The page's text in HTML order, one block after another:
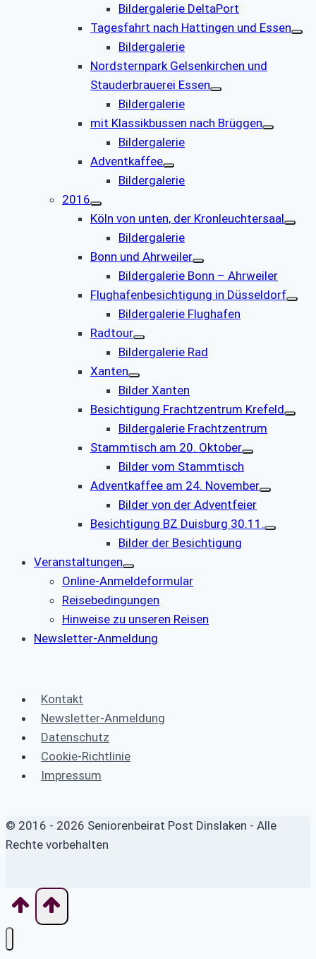
Bildergalerie DeltaPort
Tagesfahrt nach Hattingen und Essen
Bildergalerie
Nordsternpark Gelsenkirchen und
Stauderbrauerei Essen
Bildergalerie
mit Klassikbussen nach Brüggen
Bildergalerie
Adventkaffee
Bildergalerie
2016
Köln von unten, der Kronleuchtersaal
Bildergalerie
Bonn und Ahrweiler
Bildergalerie Bonn – Ahrweiler
Flughafenbesichtigung in Düsseldorf
Bildergalerie Flughafen
Radtour
Bildergalerie Rad
Xanten
Bilder Xanten
Besichtigung Frachtzentrum Krefeld
Bildergalerie Frachtzentrum
Stammtisch am 20. Oktober
Bilder vom Stammtisch
Adventkaffee am 24. November
Bilder von der Adventfeier
Besichtigung BZ Duisburg 30.11.
Bilder der Besichtigung
Veranstaltungen
Online-Anmeldeformular
Reisebedingungen
Hinweise zu unseren Reisen
Newsletter-Anmeldung
Kontakt
Newsletter-Anmeldung
Datenschutz
Cookie-Richtlinie
Impressum
© 2016 - 2026 Seniorenbeirat Post Dinslaken - Alle
Rechte vorbehalten